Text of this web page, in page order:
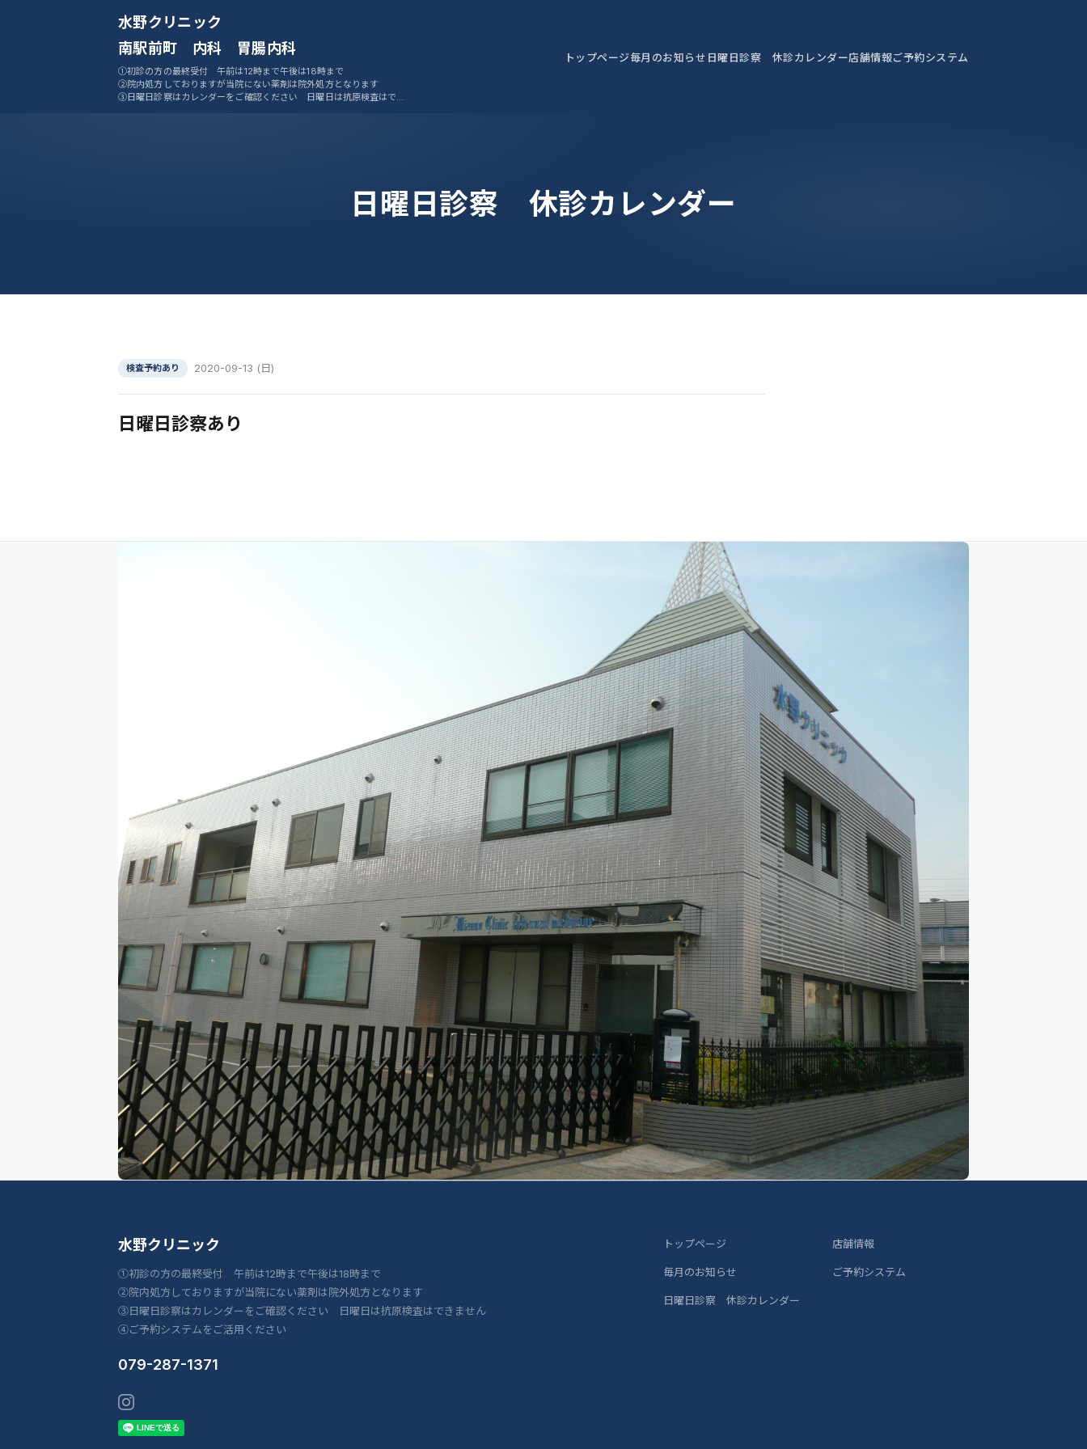
水野クリニック
南駅前町 内科 胃腸内科
①初診の方の最終受付 午前は12時まで午後は18時まで
②院内処方しておりますが当院にない薬剤は院外処方となります
③日曜日診察はカレンダーをご確認ください 日曜日は抗原検査はでき
トップページ毎月のお知らせ 日曜日診察 休診カレンダー店舗情報ご予約システム
日曜日診察 休診カレンダー
検査予約あり 2020-09-13 (日)
日曜日診察あり
水野クリニック
①初診の方の最終受付 午前は12時まで午後は18時まで
②院内処方しておりますが当院にない薬剤は院外処方となります
③日曜日診察はカレンダーをご確認ください 日曜日は抗原検査はできません
④ご予約システムをご活用ください
079-287-1371
トップページ
毎月のお知らせ
日曜日診察 休診カレンダー
店舗情報
ご予約システム